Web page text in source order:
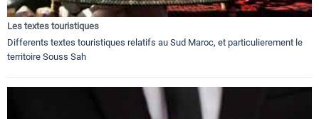
Les textes touristiques
Differents textes touristiques relatifs au Sud Maroc, et particulierement le
territoire Souss Sah